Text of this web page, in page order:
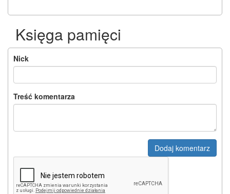
Księga pamięci
Nick
Treść komentarza
Dodaj komentarz